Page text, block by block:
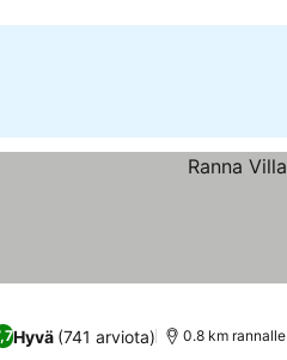
Hyvä (741 arviota) 0.8 km rannalle